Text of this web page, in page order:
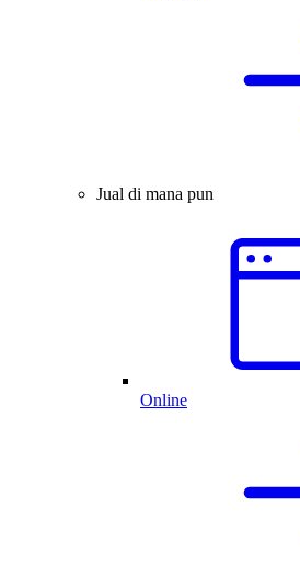
Jual di mana pun
Online